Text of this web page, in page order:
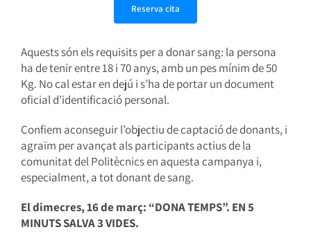
Reserva cita
Aquests són els requisits per a donar sang: la persona
ha de tenir entre 18 i 70 anys, amb un pes mínim de 50
Kg. No cal estar en dejú i s’ha de portar un document
oficial d’identificació personal.
Confiem aconseguir l’objectiu de captació de donants, i
agraïm per avançat als participants actius de la
comunitat del Politècnics en aquesta campanya i,
especialment, a tot donant de sang.
El dimecres, 16 de març: “DONA TEMPS”. EN 5
MINUTS SALVA 3 VIDES.